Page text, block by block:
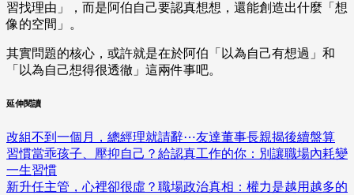
習找理由」，而是阿伯自己要認真想想，還能創造出什麼「想
像的空間」。
其實問題的核心，或許就是在於阿伯「以為自己有想過」和
「以為自己想得很透徹」這兩件事吧。
延伸閱讀
改組不到一個月，總經理就請辭⋯友達董事長親揭後續盤算
習慣當乖孩子、壓抑自己？給認真工作的你：別讓職場內耗變
一生習慣
新升任主管，心裡卻很虛？職場政治真相：權力是越用越多的